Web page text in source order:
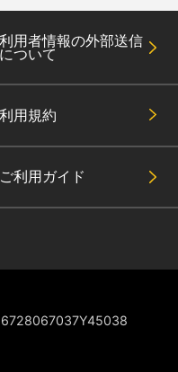
利用者情報の外部送信
について
利用規約
ご利用ガイド